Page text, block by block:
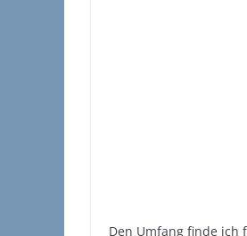
Den Umfang finde ich